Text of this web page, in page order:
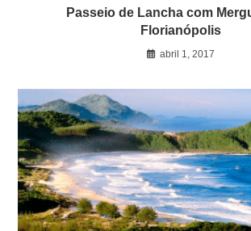
Passeio de Lancha com
Florianópolis
abril 1, 2017